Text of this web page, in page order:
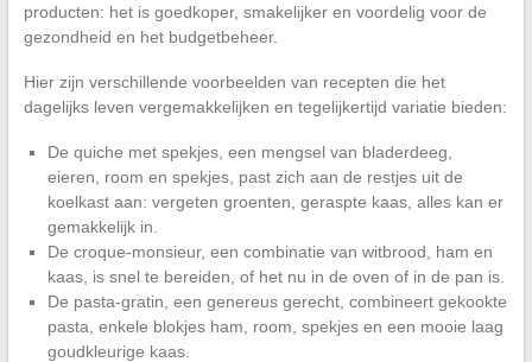
producten: het is goedkoper, smakelijker en voordelig voor de
gezondheid en het budgetbeheer.
Hier zijn verschillende voorbeelden van recepten die het
dagelijks leven vergemakkelijken en tegelijkertijd variatie bieden:
De quiche met spekjes, een mengsel van bladerdeeg,
eieren, room en spekjes, past zich aan de restjes uit de
koelkast aan: vergeten groenten, geraspte kaas, alles kan er
gemakkelijk in.
De croque-monsieur, een combinatie van witbrood, ham en
kaas, is snel te bereiden, of het nu in de oven of in de pan is.
De pasta-gratin, een genereus gerecht, combineert gekookte
pasta, enkele blokjes ham, room, spekjes en een mooie laag
goudkleurige kaas.